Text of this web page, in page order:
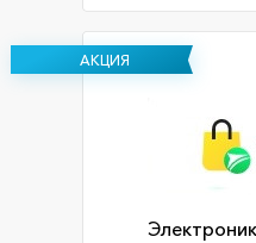
АКЦИЯ